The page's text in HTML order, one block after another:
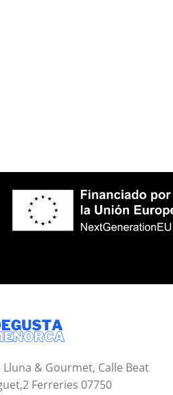
Lluna & Gourmet, Calle Beat
Ferreries 07750